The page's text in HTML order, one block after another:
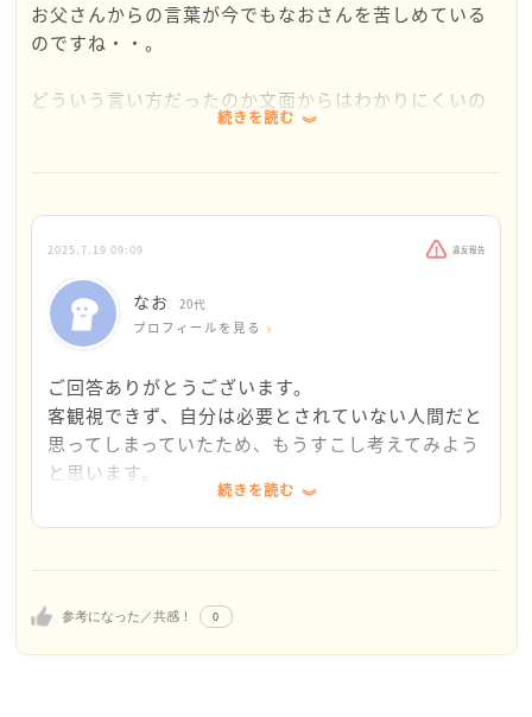
お父さんからの言葉が今でもなおさんを苦しめている
のですね・・。
どういう言い方だったのか文面からはわかりにくいの
ですが、愛のムチと捉えてみてはいかがでしょうか？
う時、なおさんはどんな風に乗り越えられたのでしょ
う？
ですか？
うなのですが、「あの時、辛かったんだなぁ」「傷つ
いたんだなぁ」と自分を受け入れ、「でもなんで傷つ
いたんだろう？どうしてこの言葉だけが引っかかって
いるんだろう？」と考えてみると、きっと「こんな感情
を理解してもらえてなかったことがショックなんだ」
とか思えることがあるような気がします。
提案させていただきました。
続きを読む
参考になった／共感！ 0
2025.7.19 09:09 違反報告
なお 20代
プロフィールを見る
ご回答ありがとうございます。
客観視できず、自分は必要とされていない人間だと
思ってしまっていたため、もうすこし考えてみよう
と思います。
沢山提案していただきありがとうございました。前
を向けるようもう少し頑張ってみようと思います。
続きを読む